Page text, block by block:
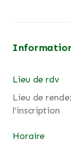
Lieu de rdv
Lieu de
l’inscription
Horaire